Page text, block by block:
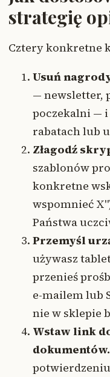
strategię
Cztery konkretne
Usuń
— newsletter,
poczekalni —
rabatach lub
Złagodź
szablonów
konkretne
wspomnieć
Państwa
Przemyśl
używasz
przenieś
e-mailem lub
nie w sklepie
Wstaw link
dokumentów.